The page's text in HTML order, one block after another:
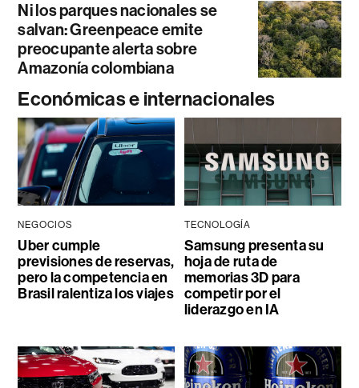
Ni los parques nacionales se
salvan: Greenpeace emite
preocupante alerta sobre
Amazonía colombiana
Económicas e internacionales
NEGOCIOS
Uber cumple
previsiones de reservas,
pero la competencia en
Brasil ralentiza los viajes
TECNOLOGÍA
Samsung presenta su
hoja de ruta de
memorias 3D para
competir por el
liderazgo en IA